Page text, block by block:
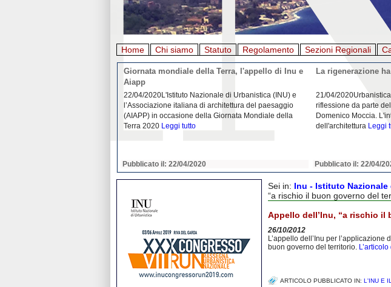
Home Chi siamo Statuto Regolamento Sezioni Regionali
Giornata mondiale della Terra, l'appello di Inu e
Aiapp
22/04/2020L'Istituto Nazionale di Urbanistica (INU) e
l’Associazione italiana di architettura del paesaggio
(AIAPP) in occasione della Giornata Mondiale della
Terra 2020 Leggi tutto
Pubblicato il: 22/04/2020
La rigenerazione
21/04/
riflessione da parte
Domenico Moccia.
dell'architettura Leggi
Pubblicato il: 22/04/
Sei in: Inu - Istituto
“a rischio il buon governo del
Appello dell’Inu, “a rischio il
26/10/2012
L’appello dell’Inu per
buon governo del territorio.
ARTICOLO PUBBLICATO IN: L'INU E